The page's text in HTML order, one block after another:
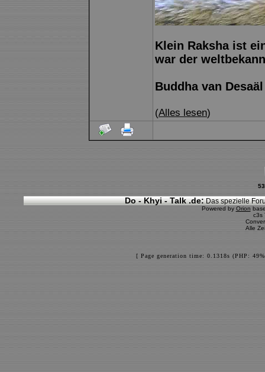
Klein Raksha ist
war der
Buddha van Desaäl
(Alles lesen)
Do - Khyi - Talk .de: Das spezielle
Powered by Orion
c3s
Alle
[ Page generation time: 0.1318s (PHP: